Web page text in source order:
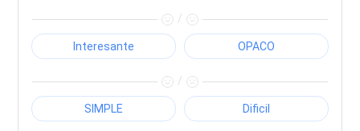
/
Interesante OPACO
/
SIMPLE Dificil